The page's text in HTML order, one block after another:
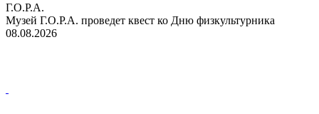
Г.О.Р.А.
Музей Г.О.Р.А. проведет квест ко Дню физкультурника
08.08.2026